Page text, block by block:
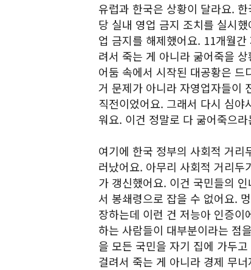
유럽과 한국은 상황이 달라요.
당 실내 영업 금지 조치를 실시
업 금지를 해제했어요. 11개월
려서 죽는 게 아니라 굶어죽을
어둠 속에서 시작된 대공황은
거 문제가 아니라 자영업자들이
직전이었어요. 그래서 다시 심
워요. 이건 정말로 다 굶어죽으
여기에 한국 정부의 사회적 거
러났어요. 아무리 사회적 거리
가 갱신했어요. 이건 국민들의
서 봉쇄령으로 잡을 수 없어요.
장하는데 이런 건 저능아 인증
하는 사람들이 대부분이라는 점
을 모든 국민을 자기 집에 가두
걸려서 죽는 게 아니라 경제 무